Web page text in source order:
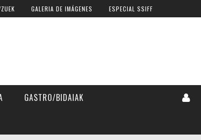
GALERIA DE IMÁGENES ESPECIAL SSIFF
GASTRO/BIDAIAK